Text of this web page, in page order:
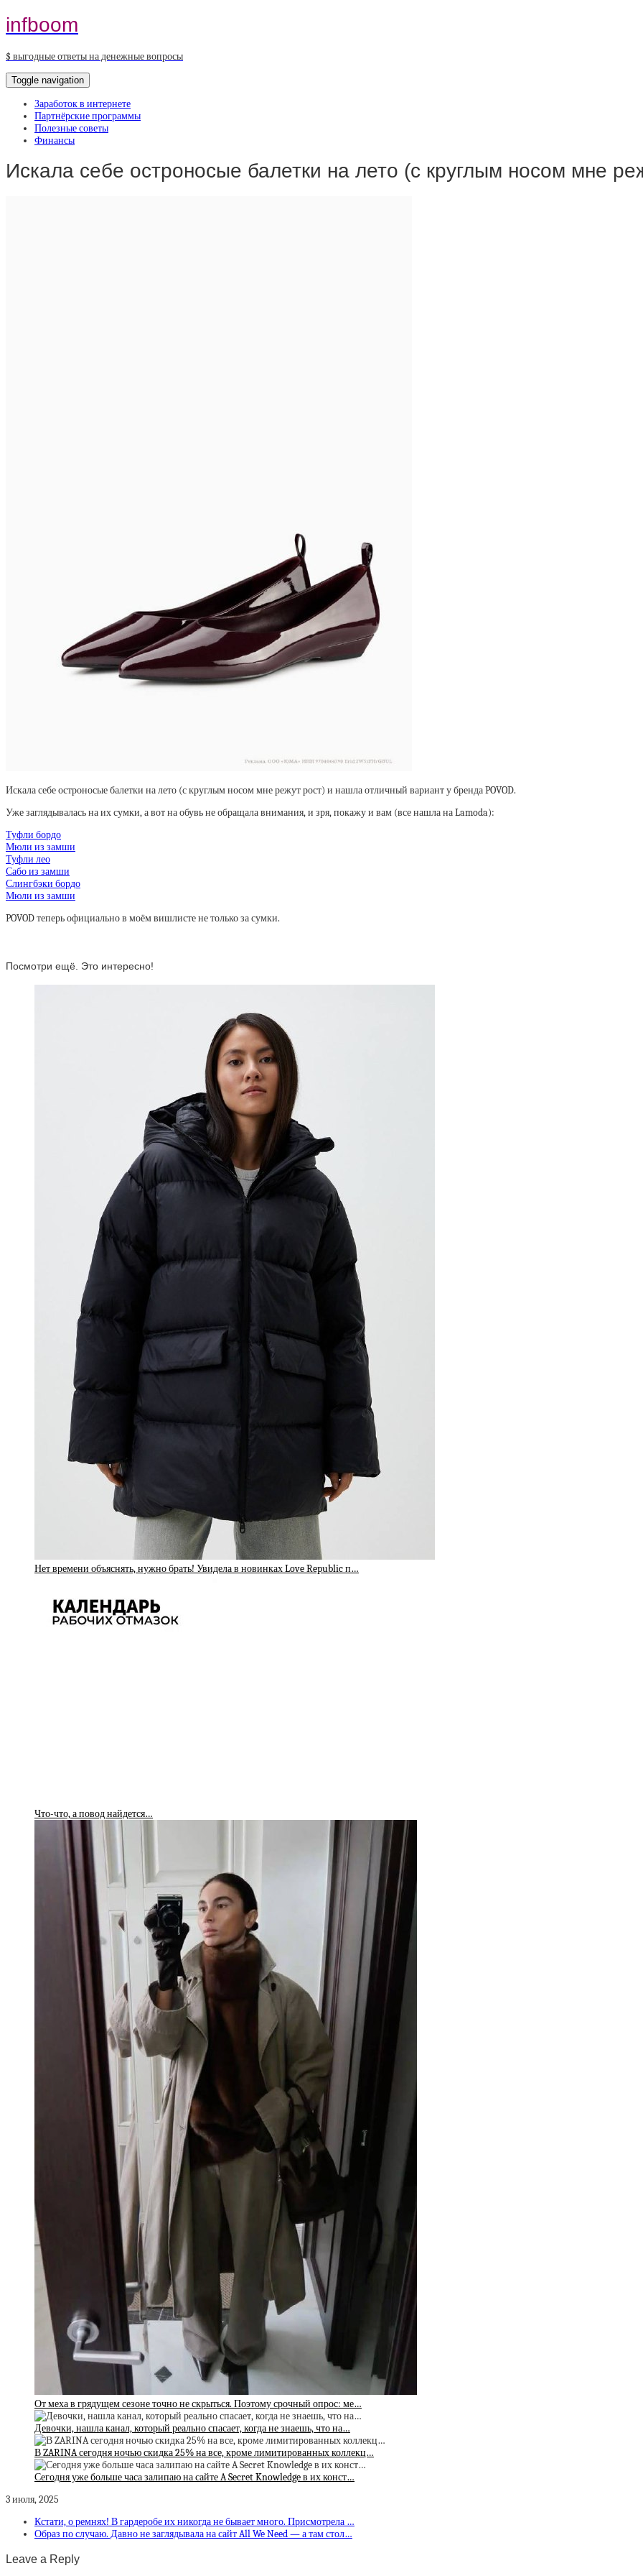
infboom
$ выгодные ответы на денежные вопросы
Toggle navigation
Заработок в интернете
Партнёрские программы
Полезные советы
Финансы
Искала себе остроносые балетки на лето (с круглым носом мне
Искала себе остроносые балетки на лето (с круглым носом мне режут рост) и нашла отличный вариант у бренда POVOD.
Уже заглядывалась на их сумки, а вот на обувь не обращала внимания, и зря, покажу и вам (все нашла на Lamoda):
Туфли бордо
Мюли из замши
Туфли лео
Сабо из замши
Слингбэки бордо
Мюли из замши
POVOD теперь официально в моём вишлисте не только за сумки.
Посмотри ещё. Это интересно!
Нет времени объяснять, нужно брать! Увидела в новинках Love Republic п…
Что-что, а повод найдется…
От меха в грядущем сезоне точно не скрыться. Поэтому срочный опрос: ме…
Девочки, нашла канал, который реально спасает, когда не знаешь, что на…
В ZARINA сегодня ночью скидка 25% на все, кроме лимитированных коллекц…
Сегодня уже больше часа залипаю на сайте A Secret Knowledge в их конст…
3 июля, 2025
Кстати, о ремнях! В гардеробе их никогда не бывает много. Присмотрела …
Образ по случаю. Давно не заглядывала на сайт All We Need — а там стол…
Leave a Reply